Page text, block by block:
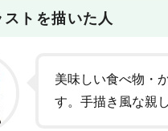
ストを描いた人
美味しい食べ物・
す。手描き風な親